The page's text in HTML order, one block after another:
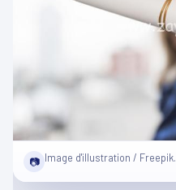
📷 Image d'illustration / Freepik.